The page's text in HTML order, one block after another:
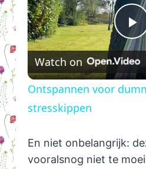
Watch on
Ontspannen voor
stresskippen
En niet onbelangrijk:
vooralsnog niet te